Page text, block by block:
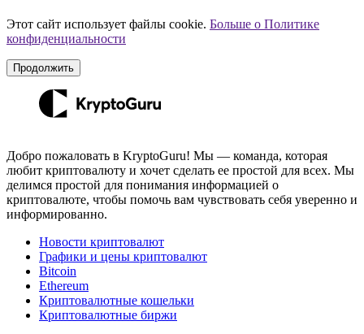
Этот сайт использует файлы cookie. Больше о Политике
конфиденциальности
Продолжить
Добро пожаловать в KryptoGuru! Мы — команда, которая
любит криптовалюту и хочет сделать ее простой для всех. Мы
делимся простой для понимания информацией о
криптовалюте, чтобы помочь вам чувствовать себя уверенно и
информированно.
Новости криптовалют
Графики и цены криптовалют
Bitcoin
Ethereum
Криптовалютные кошельки
Криптовалютные биржи